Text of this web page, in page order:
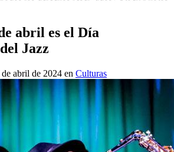
abril es el Día
Jazz
abril de 2024 en Culturas